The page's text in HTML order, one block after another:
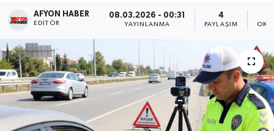
AFYON HABER
EDITÖR
08.03.2026 - 00:31
YAYINLANMA
4
PAYLAŞIM
Magazin
Etkinlikler